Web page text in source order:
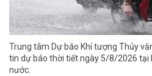
Trung tâm Dự báo Khí tượng Thủy
tin dự báo thời tiết ngày 5/8/2026 tại
nước.